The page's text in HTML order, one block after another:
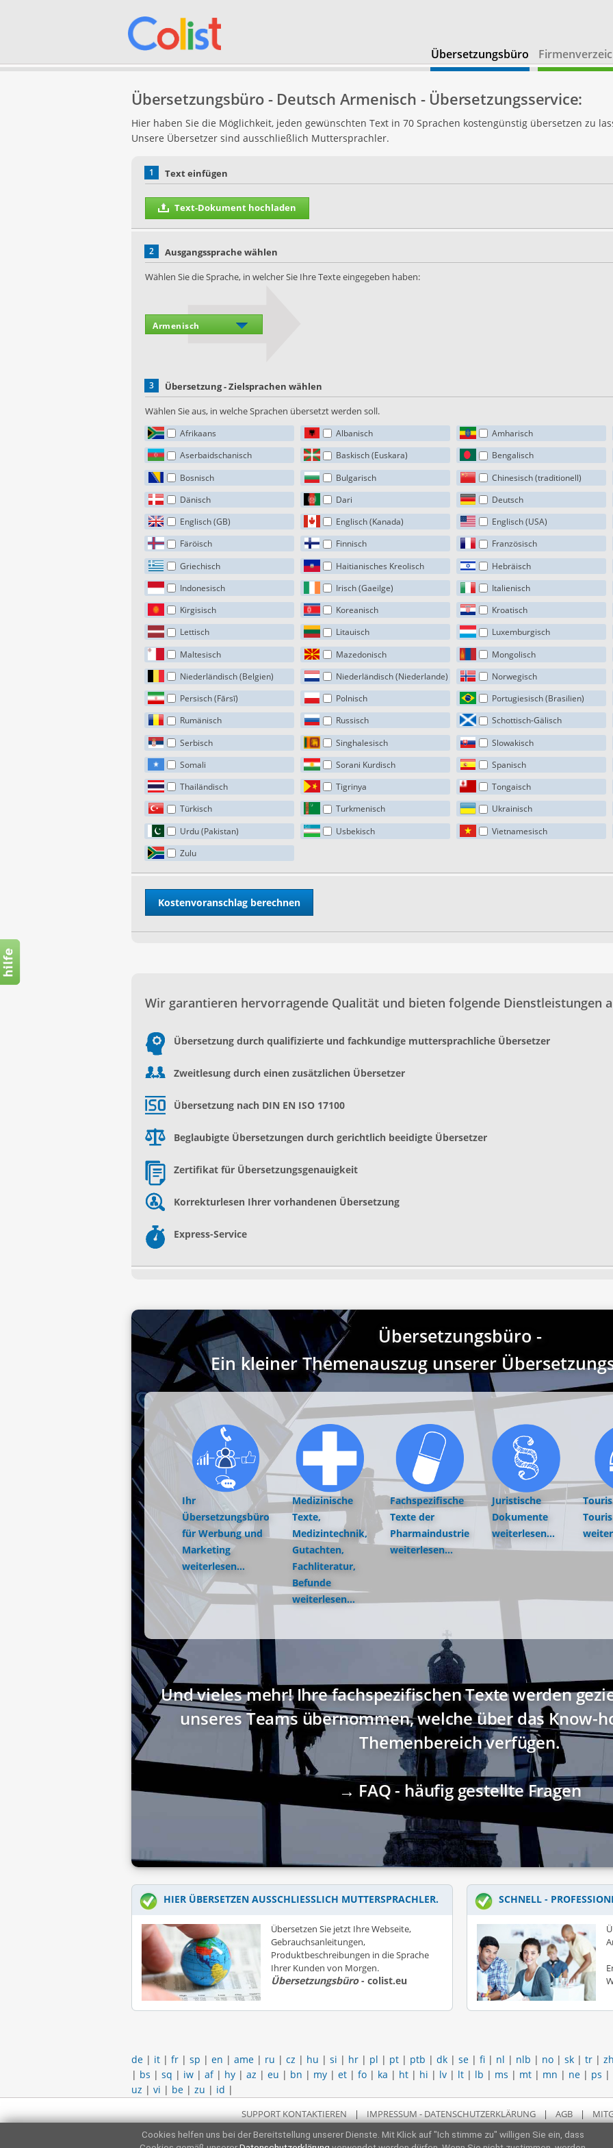
Übersetzungsbüro
Übersetzungsbüro - Deutsch Armenisch - Übersetzungsservice:
Hier haben Sie die Möglichkeit, jeden gewünschten Text in 70 Sprachen kostengünstig übersetzen zu
Unsere Übersetzer sind ausschließlich Muttersprachler.
1 Text einfügen
Text-Dokument hochladen
2
Ausgangssprache wählen
Wählen Sie die Sprache, in welcher Sie Ihre Texte eingegeben haben:
3
Übersetzung - Zielsprachen wählen
Wählen Sie aus, in welche Sprachen übersetzt werden soll.
Afrikaans Albanisch
Amharisch
Aserbaidschanisch
Baskisch (Euskara)
Bengalisch
Bosnisch
Bulgarisch
Chinesisch (traditionell)
Dänisch
Dari
Deutsch
Englisch (GB)
Englisch (Kanada)
Englisch (USA)
Färöisch
Finnisch
Französisch
Griechisch
Haitianisches Kreolisch
Hebräisch
Indonesisch
Irisch (Gaeilge)
Italienisch
Kirgisisch
Koreanisch
Kroatisch
Lettisch
Litauisch
Luxemburgisch
Maltesisch
Mazedonisch
Mongolisch
Niederländisch (Belgien)
Niederländisch (Niederlande)
Norwegisch
Persisch (Fārsī)
Polnisch
Portugiesisch (Brasilien)
Rumänisch
Russisch
Schottisch-Gälisch
Serbisch
Singhalesisch
Slowakisch
Somali
Sorani Kurdisch
Spanisch
Thailändisch
Tigrinya
Tongaisch
Türkisch
Turkmenisch
Ukrainisch
Urdu (Pakistan)
Usbekisch
Vietnamesisch
Zulu
Wir garantieren hervorragende Qualität und bieten folgende Dienstleistungen
Übersetzung durch qualifizierte und fachkundige muttersprachliche Übersetzer
Zweitlesung durch einen zusätzlichen Übersetzer
Übersetzung nach DIN EN ISO 17100
Beglaubigte Übersetzungen durch gerichtlich beeidigte Übersetzer
Zertifikat für Übersetzungsgenauigkeit
Korrekturlesen Ihrer vorhandenen Übersetzung
Express-Service
Übersetzungsbüro -
Ein kleiner Themenauszug unserer
Ihr
Übersetzungsbüro
für Werbung und
Marketing
weiterlesen...
Medizinische
Texte,
Medizintechnik,
Gutachten,
Fachliteratur,
Befunde
weiterlesen...
Fachspezifische
Texte der
Pharmaindustrie
weiterlesen...
Juristische
Dokumente
weiterlesen...
Und vieles mehr! Ihre fachspezifischen Texte werden
unseres Teams übernommen, welche über das Know-
Themenbereich verfügen.
→ FAQ - häufig gestellte Fragen
HIER ÜBERSETZEN AUSSCHLIESSLICH MUTTERSPRACHLER.
Übersetzen Sie jetzt Ihre Webseite,
Gebrauchsanleitungen,
Produktbeschreibungen in die Sprache
Ihrer Kunden von Morgen.
Übersetzungsbüro- colist.eu
SCHNELL -
de | it | fr | sp | en | ame | ru | cz | hu | si | hr | pl | pt | ptb | dk | se | fi | nl | nlb | no | sk | tr |
| bs | sq | iw | af| hy | az | eu | bn | my | et | fo | ka | ht | hi | lv | lt | lb | ms | mt | mn | ne | ps |
uz | vi | be | zu | id |
SUPPORT KONTAKTIEREN | IMPRESSUM - DATENSCHUTZERKLÄRUNG | AGB |
Cookies helfen uns bei der Bereitstellung unserer Dienste. Mit Klick auf "Ich stimme zu" willigen Sie ein, dass